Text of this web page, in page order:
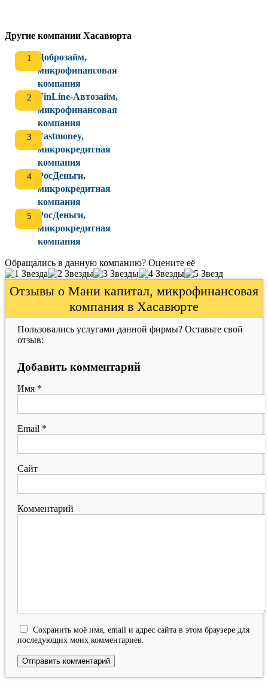
Другие компании Хасавюрта
Доброзайм,
микрофинансовая
компания
FinLine-Автозайм,
микрофинансовая
компания
Fastmoney,
микрокредитная
компания
РосДеньги,
микрокредитная
компания
РосДеньги,
микрокредитная
компания
Обращались в данную компанию? Оцените её
Отзывы о Мани капитал, микрофинансовая
компания в Хасавюрте
Пользовались услугами данной фирмы? Оставьте свой
отзыв:
Добавить комментарий
Имя *
Email *
Сайт
Комментарий
Сохранить моё имя, email и адрес сайта в этом браузере для
последующих моих комментариев.